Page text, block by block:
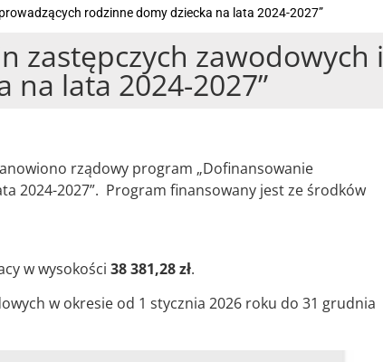
rodzinne domy dziecka na lata 2024-2027”
zastępczych zawodowych i
lata 2024-2027”
rządowy program „Dofinansowanie
2024-2027”. Program finansowany jest ze środków
w wysokości 38 381,28 zł.
w okresie od 1 stycznia 2026 roku do 31 grudnia